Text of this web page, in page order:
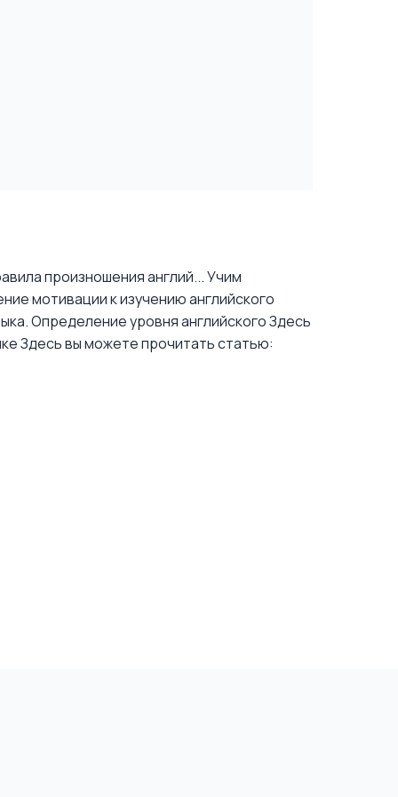
произношения англий...Учим
мотивации к изучению английского
Определение уровня английскогоЗдесь
Здесь вы можете прочитать статью: